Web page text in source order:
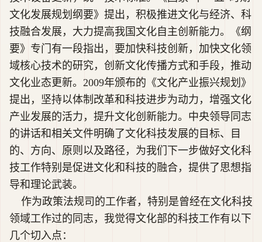
文化发展规划纲要》提出，积极推进文化与经济、科
技融合发展，大力提高我国文化自主创新能力。《纲
要》专门有一段指出，要加快科技创新，加快文化领
域核心技术的研究，创新文化传播方式和手段，推动
文化业态更新。2009年颁布的《文化产业振兴规划》
提出，坚持以体制改革和科技进步为动力，增强文化
产业发展的活力，提升文化创新能力。中央领导同志
的讲话和相关文件明确了文化科技发展的目标、目
的、方向、原则以及路径，为我们下一步做好文化科
技工作特别是促进文化和科技的融合，提供了思想指
导和理论武装。
作为政策法规司的工作者，特别是曾经在文化科技
领域工作过的同志，我觉得文化部的科技工作有以下
几个切入点：